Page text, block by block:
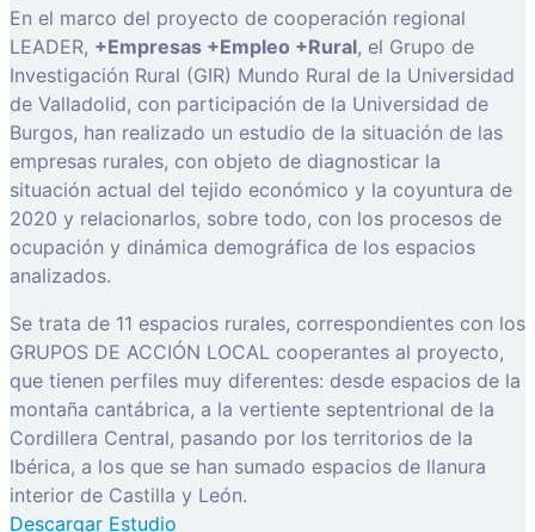
En el marco del proyecto de cooperación regional
LEADER, +Empresas +Empleo +Rural, el Grupo de
Investigación Rural (GIR) Mundo Rural de la Universidad
de Valladolid, con participación de la Universidad de
Burgos, han realizado un estudio de la situación de las
empresas rurales, con objeto de diagnosticar la
situación actual del tejido económico y la coyuntura de
2020 y relacionarlos, sobre todo, con los procesos de
ocupación y dinámica demográfica de los espacios
analizados.
Se trata de 11 espacios rurales, correspondientes con los
GRUPOS DE ACCIÓN LOCAL cooperantes al proyecto,
que tienen perfiles muy diferentes: desde espacios de la
montaña cantábrica, a la vertiente septentrional de la
Cordillera Central, pasando por los territorios de la
Ibérica, a los que se han sumado espacios de llanura
interior de Castilla y León.
Descargar Estudio